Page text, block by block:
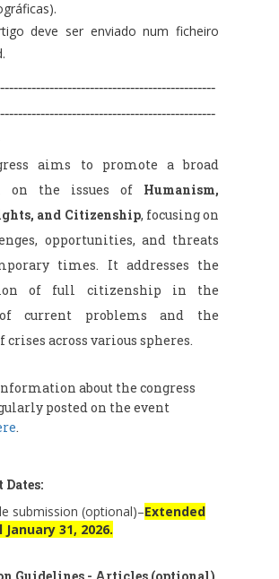
deve ser enviado num ficheiro
aims to promote a broad
on the issues of Humanism,
and Citizenship, focusing on
opportunities, and threats
times. It addresses the
of full citizenship in the
current problems and the
crises across various spheres.
about the congress
posted on the event
.
submission (optional)–Extended
31, 2026.